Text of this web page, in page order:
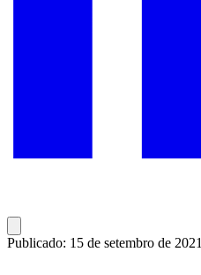
Publicado: 15 de setembro de 2021